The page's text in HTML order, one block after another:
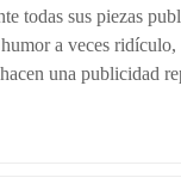
todas sus piezas
a veces
una publicidad